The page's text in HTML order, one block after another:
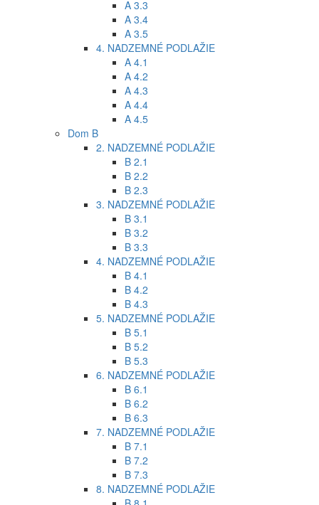
A 3.3
A 3.4
A 3.5
4. NADZEMNÉ PODLAŽIE
A 4.1
A 4.2
A 4.3
A 4.4
A 4.5
Dom B
2. NADZEMNÉ PODLAŽIE
B 2.1
B 2.2
B 2.3
3. NADZEMNÉ PODLAŽIE
B 3.1
B 3.2
B 3.3
4. NADZEMNÉ PODLAŽIE
B 4.1
B 4.2
B 4.3
5. NADZEMNÉ PODLAŽIE
B 5.1
B 5.2
B 5.3
6. NADZEMNÉ PODLAŽIE
B 6.1
B 6.2
B 6.3
7. NADZEMNÉ PODLAŽIE
B 7.1
B 7.2
B 7.3
8. NADZEMNÉ PODLAŽIE